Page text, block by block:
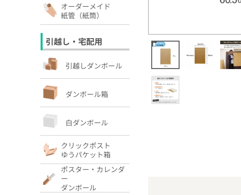
オーダーメイド
紙管（紙筒）
引越し・宅配用
引越しダンボール
ダンボール箱
白ダンボール
クリックポスト
ゆうパケット箱
ポスター・カレンダ
ー
ダンボール